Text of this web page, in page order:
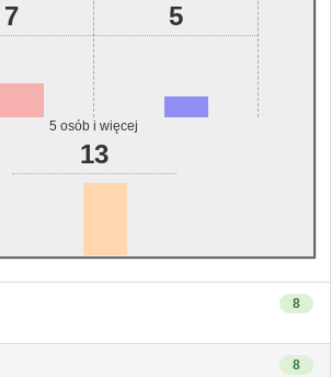
7 5
5 osób i więcej
13
8
8